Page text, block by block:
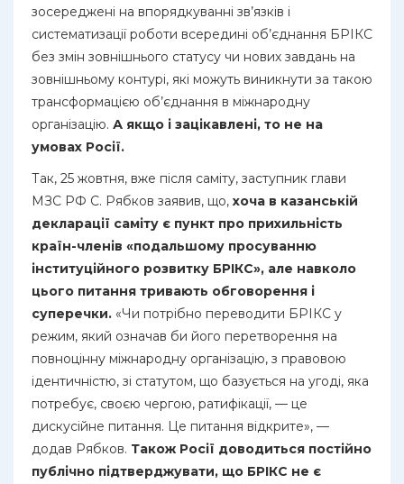
зосереджені на впорядкуванні зв’язків і
систематизації роботи всередині об’єднання БРІКС
без змін зовнішнього статусу чи нових завдань на
зовнішньому контурі, які можуть виникнути за такою
трансформацією об’єднання в міжнародну
організацію. А якщо і зацікавлені, то не на
умовах Росії.
Так, 25 жовтня, вже після саміту, заступник глави
МЗС РФ С. Рябков заявив, що, хоча в казанській
декларації саміту є пункт про прихильність
країн-членів «подальшому просуванню
інституційного розвитку БРІКС», але навколо
цього питання тривають обговорення і
суперечки. «Чи потрібно переводити БРІКС у
режим, який означав би його перетворення на
повноцінну міжнародну організацію, з правовою
ідентичністю, зі статутом, що базується на угоді, яка
потребує, своєю чергою, ратифікації, — це
дискусійне питання. Це питання відкрите», —
додав Рябков. Також Росії доводиться постійно
публічно підтверджувати, що БРІКС не є